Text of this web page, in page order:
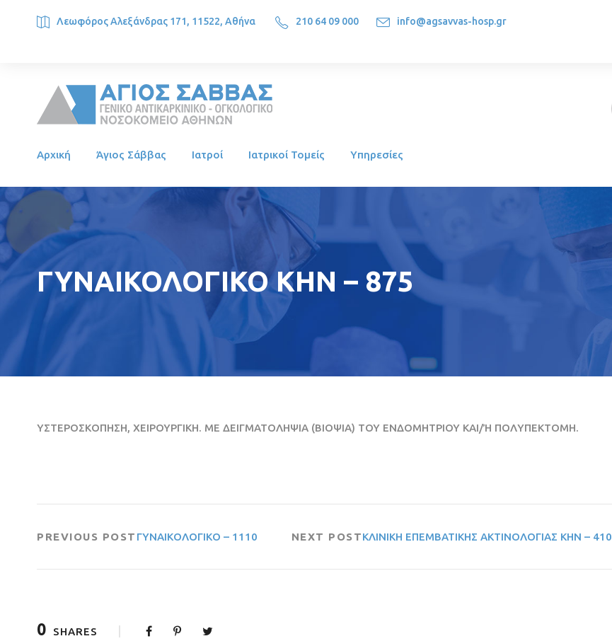
Λεωφόρος Αλεξάνδρας 171, 11522, Αθήνα 210 64 09 000 info@agsavvas-hosp.gr
Αρχική Άγιος Σάββας Ιατροί Ιατρικοί Τομείς Υπηρεσίες
ΓΥΝΑΙΚΟΛΟΓΙΚΟ ΚΗΝ – 875
ΥΣΤΕΡΟΣΚΟΠΗΣΗ, ΧΕΙΡΟΥΡΓΙΚΗ. ΜΕ ΔΕΙΓΜΑΤΟΛΗΨΙΑ (ΒΙΟΨΙΑ) ΤΟΥ ΕΝΔΟΜΗΤΡΙΟΥ ΚΑΙ/Ή ΠΟΛΥΠΕΚΤΟΜΗ.
PREVIOUS POST ΓΥΝΑΙΚΟΛΟΓΙΚΟ – 1110 NEXT POSTΚΛΙΝΙΚΗ ΕΠΕΜΒΑΤΙΚΗΣ ΑΚΤΙΝΟΛΟΓΙΑΣ ΚΗΝ – 410
0 SHARES